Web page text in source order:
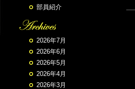
部員紹介
2026年7月
2026年6月
2026年5月
2026年4月
2026年3月